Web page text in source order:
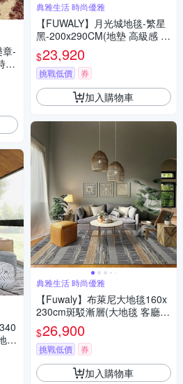
章-
尚
毯
典雅生活 時尚優雅
【FUWALY】月光城地毯-繁星
黑-200x290CM(地墊 高級感 時
尚 質感 客廳 生活美學)
$23,920
挑戰低價 券
加入購物車
典雅生活 時尚優雅
【Fuwaly】布萊尼大地毯160x
230cm斑駁漸層(大地毯 客廳
臥室 床邊毯 起居室)
$26,900
挑戰低價 券
加入購物車